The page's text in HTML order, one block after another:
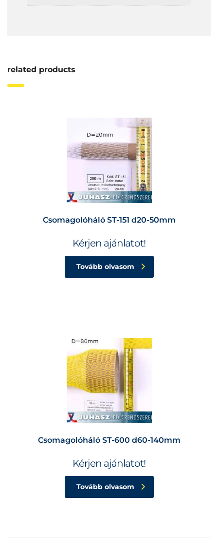
related products
Csomagolóháló ST-151 d20-50mm
Kérjen ajánlatot!
Tovább olvasom
Csomagolóháló ST-600 d60-140mm
Kérjen ajánlatot!
Tovább olvasom